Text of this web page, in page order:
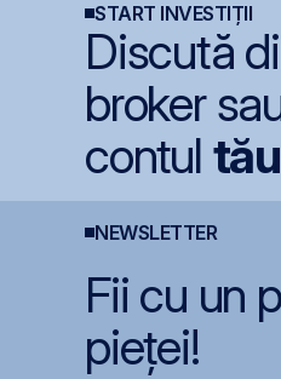
START INVESTIȚII
Discută
broker
contul tău
NEWSLETTER
Fii cu un
pieței!